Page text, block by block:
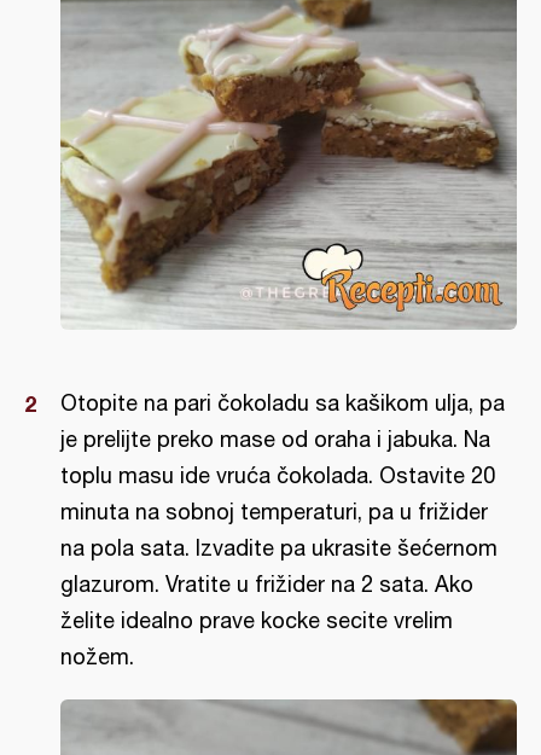
Otopite na pari čokoladu sa kašikom ulja, pa
je prelijte preko mase od oraha i jabuka. Na
toplu masu ide vruća čokolada. Ostavite 20
minuta na sobnoj temperaturi, pa u frižider
na pola sata. Izvadite pa ukrasite šećernom
glazurom. Vratite u frižider na 2 sata. Ako
želite idealno prave kocke secite vrelim
nožem.